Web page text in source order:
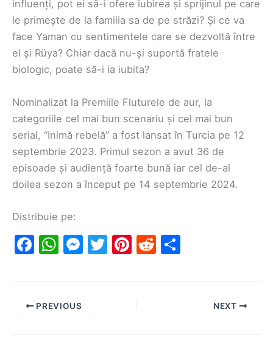
influenți, pot ei să-i ofere iubirea și sprijinul pe care
le primește de la familia sa de pe străzi? Și ce va
face Yaman cu sentimentele care se dezvoltă între
el și Rüya? Chiar dacă nu-și suportă fratele
biologic, poate să-i ia iubita?
Nominalizat la Premiile Fluturele de aur, la
categoriile cel mai bun scenariu și cel mai bun
serial, “Inimă rebelă” a fost lansat în Turcia pe 12
septembrie 2023. Primul sezon a avut 36 de
episoade și audiență foarte bună iar cel de-al
doilea sezon a început pe 14 septembrie 2024.
Distribuie pe:
F
c
e
o
W
at
s
p
M
s
n
T
itt
Pi
er
e
R
d ar
PREVIOUS NEXT